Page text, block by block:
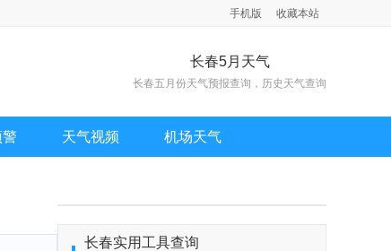
手机版 收藏本站
长春5月天气
长春五月份天气预报查询，历史天气查询
天气视频 机场天气
长春实用工具查询